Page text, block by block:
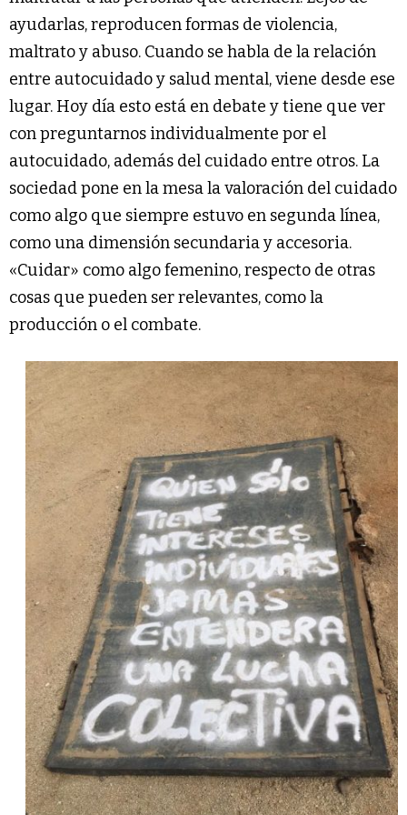
ayudarlas, reproducen formas de violencia,
maltrato y abuso. Cuando se habla de la relación
entre autocuidado y salud mental, viene desde ese
lugar. Hoy día esto está en debate y tiene que ver
con preguntarnos individualmente por el
autocuidado, además del cuidado entre otros. La
sociedad pone en la mesa la valoración del cuidado
como algo que siempre estuvo en segunda línea,
como una dimensión secundaria y accesoria.
«Cuidar» como algo femenino, respecto de otras
cosas que pueden ser relevantes, como la
producción o el combate.